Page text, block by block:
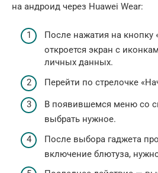
на андроид через Huawei Wear:
После нажатия на
откроется экран с
личных данных.
Перейти по стрелочке
В появившемся меню со
выбрать нужное.
После выбора гаджета
включение блютуза,